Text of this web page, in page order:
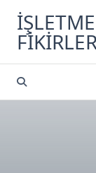
content
İŞLETME